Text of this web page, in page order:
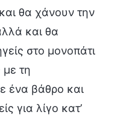
θα χάνουν την
και θα
στο μονοπάτι
με τη
ένα βάθρο και
για λίγο κατ’